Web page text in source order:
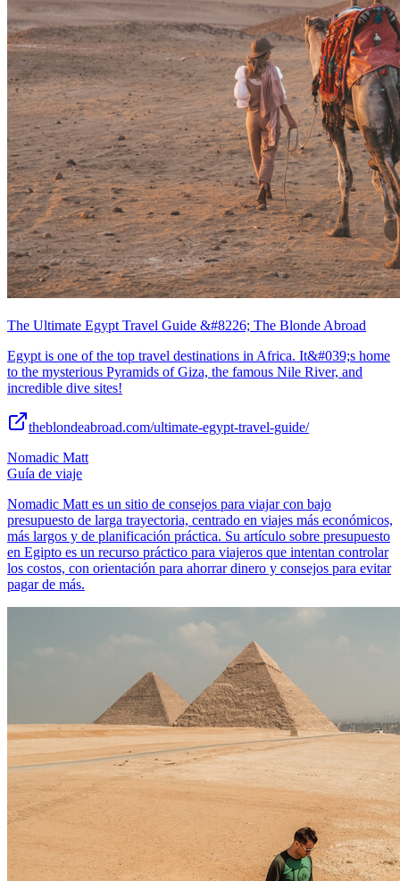
The Ultimate Egypt Travel Guide &#8226; The Blonde Abroad
Egypt is one of the top travel destinations in Africa. It&#039;s home
to the mysterious Pyramids of Giza, the famous Nile River, and
incredible dive sites!
theblondeabroad.com/ultimate-egypt-travel-guide/
Nomadic Matt
Guía de viaje
Nomadic Matt es un sitio de consejos para viajar con bajo
presupuesto de larga trayectoria, centrado en viajes más económicos,
más largos y de planificación práctica. Su artículo sobre presupuesto
en Egipto es un recurso práctico para viajeros que intentan controlar
los costos, con orientación para ahorrar dinero y consejos para evitar
pagar de más.